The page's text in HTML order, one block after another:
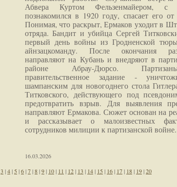
Абвера Куртом Фельзенмайером, с
познакомился в 1920 году, спасает его
Понимая, что раскрыт, Ермаков уходит в
отряда. Бандит и убийца Сергей
первый день войны из Гродненской
айнзацкоманду. После окончания
направляют на Кубань и внедряют в
районе Абрау-Дюрсо.
правительственное задание -
шампанским для новогоднего стола
Титковского, действующего под
предотвратить взрыв. Для выявления
направляют Ермакова. Сюжет основан на
и рассказывает о малоизвестных
сотрудников милиции к партизанской войне.
16.03.2026
3 |4| 5 |6|7|8|9| 10| 11 | 12| 13 | 14| 15 | 16| 17| 18| 19|20